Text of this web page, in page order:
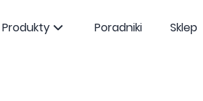
Produkty Poradniki Sklep